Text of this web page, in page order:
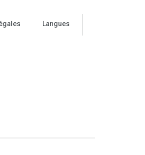
Langues